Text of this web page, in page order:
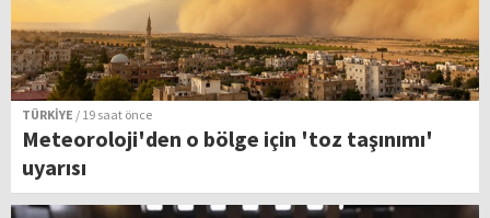
TÜRKİYE / 19 saat önce
Meteoroloji'den o bölge için 'toz taşınımı'
uyarısı